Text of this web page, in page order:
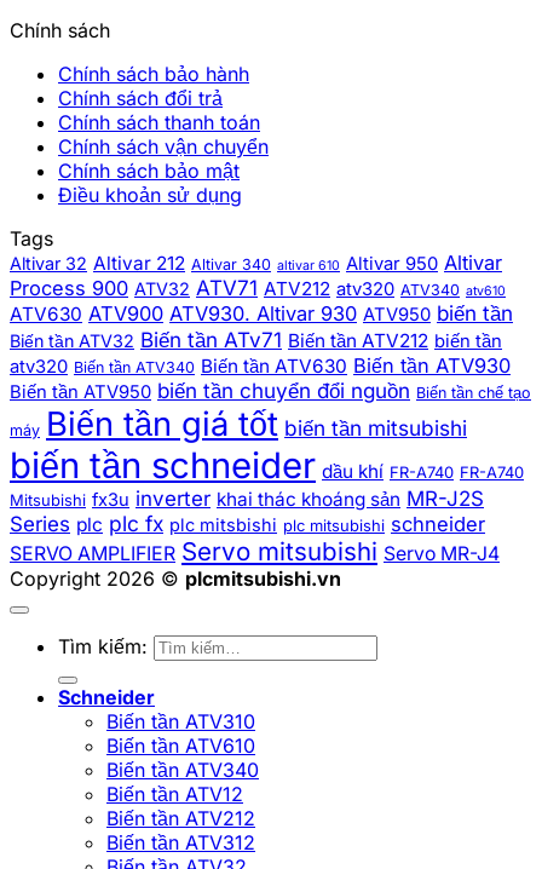
Chính sách
Chính sách bảo hành
Chính sách đổi trả
Chính sách thanh toán
Chính sách vận chuyển
Chính sách bảo mật
Điều khoản sử dụng
Tags
Altivar 32 Altivar 212 Altivar 340 altivar 610 Altivar 950 Altivar
Process 900 ATV32 ATV71 ATV212 atv320 ATV340 atv610
ATV630 ATV900 ATV930. Altivar 930 ATV950 biến tần
Biến tần ATV32 Biến tần ATv71 Biến tần ATV212 biến tần
atv320 Biến tần ATV340 Biến tần ATV630 Biến tần ATV930
Biến tần ATV950 biến tần chuyển đổi nguồn Biến tần chế tạo
máy Biến tần giá tốt biến tần mitsubishi
biến tần schneider dầu khí FR-A740 FR-A740
Mitsubishi fx3u inverter khai thác khoáng sản MR-J2S
Series plc plc fx plc mitsbishi plc mitsubishi schneider
SERVO AMPLIFIER Servo mitsubishi Servo MR-J4
Copyright 2026 © plcmitsubishi.vn
Tìm kiếm:
Schneider
Biến tần ATV310
Biến tần ATV610
Biến tần ATV340
Biến tần ATV12
Biến tần ATV212
Biến tần ATV312